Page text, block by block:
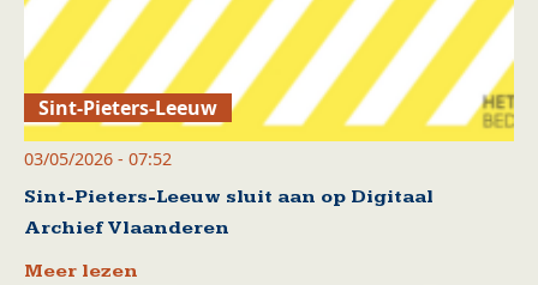
Sint-Pieters-Leeuw
03/05/2026 - 07:52
Sint-Pieters-Leeuw sluit aan op Digitaal
Archief Vlaanderen
Meer lezen